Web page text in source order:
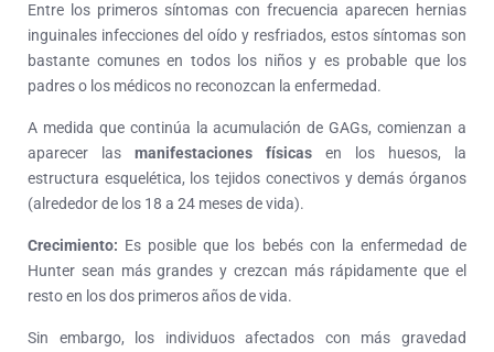
Entre los primeros síntomas con frecuencia aparecen hernias
inguinales infecciones del oído y resfriados, estos síntomas son
bastante comunes en todos los niños y es probable que los
padres o los médicos no reconozcan la enfermedad.
A medida que continúa la acumulación de GAGs, comienzan a
aparecer las manifestaciones físicas en los huesos, la
estructura esquelética, los tejidos conectivos y demás órganos
(alrededor de los 18 a 24 meses de vida).
Crecimiento: Es posible que los bebés con la enfermedad de
Hunter sean más grandes y crezcan más rápidamente que el
resto en los dos primeros años de vida.
Sin embargo, los individuos afectados con más gravedad